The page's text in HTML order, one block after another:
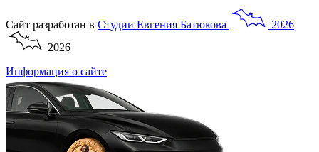
Сайт разработан в Студии Евгения Батюкова
2026
2026
Информация о сайте